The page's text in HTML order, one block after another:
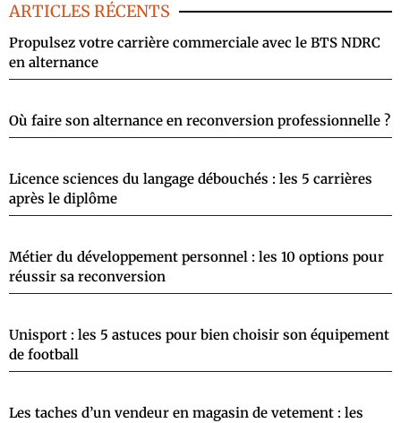
ARTICLES RÉCENTS
Propulsez votre carrière commerciale avec le BTS NDRC
en alternance
Où faire son alternance en reconversion professionnelle ?
Licence sciences du langage débouchés : les 5 carrières
après le diplôme
Métier du développement personnel : les 10 options pour
réussir sa reconversion
Unisport : les 5 astuces pour bien choisir son équipement
de football
Les taches d’un vendeur en magasin de vetement : les